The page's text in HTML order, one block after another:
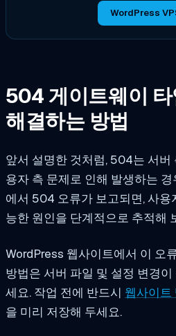
WordPress
504 게이트웨이
해결하는 방법
앞서 설명한 것처럼, 504는 서버
용자 측 문제로 인해 발생하는
에서 504 오류가 보고되면, 사용
능한 원인을 단계적으로 추적해
WordPress 웹사이트에서 이 오
방법은 서버 파일 및 설정 변경
세요. 작업 전에 반드시 웹사이트
을 미리 저장해 두세요.